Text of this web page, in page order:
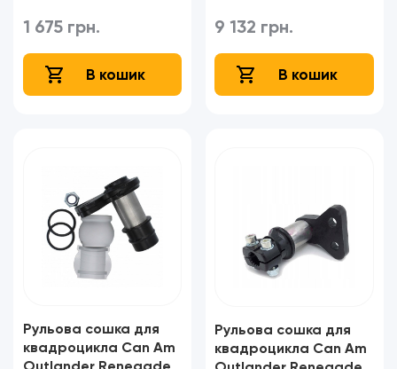
1 675 грн.
В кошик
9 132 грн.
В кошик
Рульова сошка для
квадроцикла Can Am
Рульова сошка для
квадроцикла Can Am